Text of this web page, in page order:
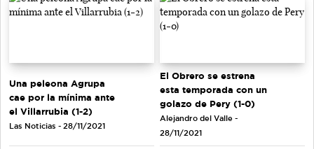
Una peleona Agrupa
cae por la mínima ante
el Villarrubia (1-2)
Las Noticias - 28/11/2021
El Obrero se estrena
esta temporada con un
golazo de Pery (1-0)
Alejandro del Valle -
28/11/2021